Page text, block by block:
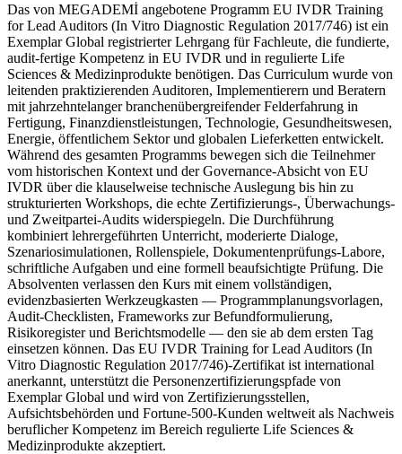
Das von MEGADEMİ angebotene Programm EU IVDR Training
for Lead Auditors (In Vitro Diagnostic Regulation 2017/746) ist ein
Exemplar Global registrierter Lehrgang für Fachleute, die fundierte,
audit-fertige Kompetenz in EU IVDR und in regulierte Life
Sciences & Medizinprodukte benötigen. Das Curriculum wurde von
leitenden praktizierenden Auditoren, Implementierern und Beratern
mit jahrzehntelanger branchenübergreifender Felderfahrung in
Fertigung, Finanzdienstleistungen, Technologie, Gesundheitswesen,
Energie, öffentlichem Sektor und globalen Lieferketten entwickelt.
Während des gesamten Programms bewegen sich die Teilnehmer
vom historischen Kontext und der Governance-Absicht von EU
IVDR über die klauselweise technische Auslegung bis hin zu
strukturierten Workshops, die echte Zertifizierungs-, Überwachungs-
und Zweitpartei-Audits widerspiegeln. Die Durchführung
kombiniert lehrergeführten Unterricht, moderierte Dialoge,
Szenariosimulationen, Rollenspiele, Dokumentenprüfungs-Labore,
schriftliche Aufgaben und eine formell beaufsichtigte Prüfung. Die
Absolventen verlassen den Kurs mit einem vollständigen,
evidenzbasierten Werkzeugkasten — Programmplanungsvorlagen,
Audit-Checklisten, Frameworks zur Befundformulierung,
Risikoregister und Berichtsmodelle — den sie ab dem ersten Tag
einsetzen können. Das EU IVDR Training for Lead Auditors (In
Vitro Diagnostic Regulation 2017/746)-Zertifikat ist international
anerkannt, unterstützt die Personenzertifizierungspfade von
Exemplar Global und wird von Zertifizierungsstellen,
Aufsichtsbehörden und Fortune-500-Kunden weltweit als Nachweis
beruflicher Kompetenz im Bereich regulierte Life Sciences &
Medizinprodukte akzeptiert.